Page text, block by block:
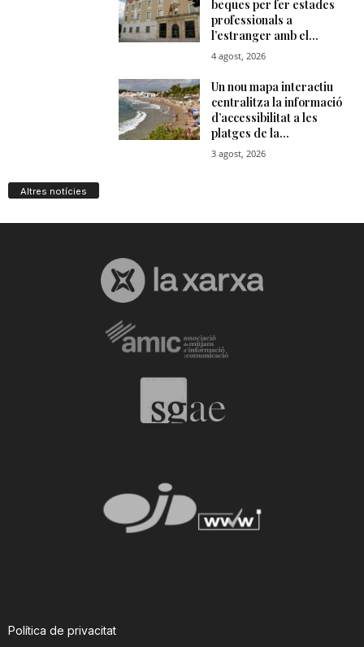
Altres notícies
Política de privacitat